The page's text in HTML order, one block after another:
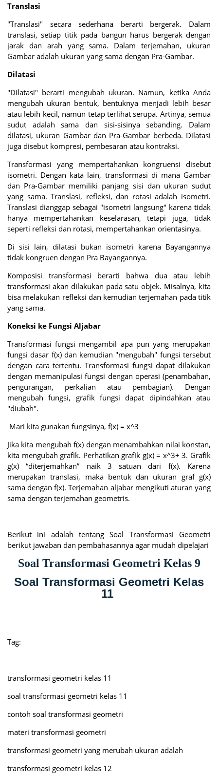
Translasi
"Translasi" secara sederhana berarti bergerak. Dalam
translasi, setiap titik pada bangun harus bergerak dengan
jarak dan arah yang sama. Dalam terjemahan, ukuran
Gambar adalah ukuran yang sama dengan Pra-Gambar.
Dilatasi
"Dilatasi" berarti mengubah ukuran. Namun, ketika Anda
mengubah ukuran bentuk, bentuknya menjadi lebih besar
atau lebih kecil, namun tetap terlihat serupa. Artinya, semua
sudut adalah sama dan sisi-sisinya sebanding. Dalam
dilatasi, ukuran Gambar dan Pra-Gambar berbeda. Dilatasi
juga disebut kompresi, pembesaran atau kontraksi.
Transformasi yang mempertahankan kongruensi disebut
isometri. Dengan kata lain, transformasi di mana Gambar
dan Pra-Gambar memiliki panjang sisi dan ukuran sudut
yang sama. Translasi, refleksi, dan rotasi adalah isometri.
Translasi dianggap sebagai "isometri langsung" karena tidak
hanya mempertahankan keselarasan, tetapi juga, tidak
seperti refleksi dan rotasi, mempertahankan orientasinya.
Di sisi lain, dilatasi bukan isometri karena Bayangannya
tidak kongruen dengan Pra Bayangannya.
Komposisi transformasi berarti bahwa dua atau lebih
transformasi akan dilakukan pada satu objek. Misalnya, kita
bisa melakukan refleksi dan kemudian terjemahan pada titik
yang sama.
Koneksi ke Fungsi Aljabar
Transformasi fungsi mengambil apa pun yang merupakan
fungsi dasar f(x) dan kemudian "mengubah" fungsi tersebut
dengan cara tertentu. Transformasi fungsi dapat dilakukan
dengan memanipulasi fungsi dengan operasi (penambahan,
pengurangan, perkalian atau pembagian). Dengan
mengubah fungsi, grafik fungsi dapat dipindahkan atau
"diubah".
Mari kita gunakan fungsinya, f(x) = x^3
Jika kita mengubah f(x) dengan menambahkan nilai konstan,
kita mengubah grafik. Perhatikan grafik g(x) = x^3+ 3. Grafik
g(x) “diterjemahkan” naik 3 satuan dari f(x). Karena
merupakan translasi, maka bentuk dan ukuran graf g(x)
sama dengan f(x). Terjemahan aljabar mengikuti aturan yang
sama dengan terjemahan geometris.
Berikut ini adalah tentang Soal Transformasi Geometri
berikut jawaban dan pembahasannya agar mudah dipelajari
Soal Transformasi Geometri Kelas 9
Soal Transformasi Geometri Kelas
11
Tag:
transformasi geometri kelas 11
soal transformasi geometri kelas 11
contoh soal transformasi geometri
materi transformasi geometri
transformasi geometri yang merubah ukuran adalah
transformasi geometri kelas 12